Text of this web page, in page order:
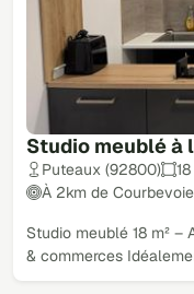
Studio meublé à
Puteaux (92800)
À 2km de Courbevoie
Studio meublé 18 m² –
& commerces